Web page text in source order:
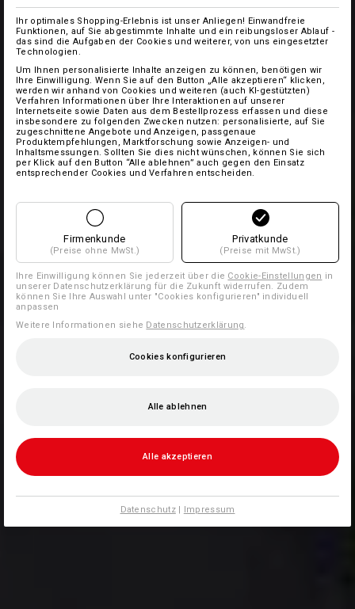
Ihr optimales Shopping-Erlebnis ist unser Anliegen! Einwandfreie
Funktionen, auf Sie abgestimmte Inhalte und ein reibungsloser Ablauf -
das sind die Aufgaben der Cookies und weiterer, von uns eingesetzter
Technologien.
Um Ihnen personalisierte Inhalte anzeigen zu können, benötigen wir
Ihre Einwilligung. Wenn Sie auf den Button „Alle akzeptieren“ klicken,
werden wir anhand von Cookies und weiteren (auch KI-gestützten)
Verfahren Informationen über Ihre Interaktionen auf unserer
Internetseite sowie Daten aus dem Bestellprozess erfassen und diese
insbesondere zu folgenden Zwecken nutzen: personalisierte, auf Sie
zugeschnittene Angebote und Anzeigen, passgenaue
Produktempfehlungen, Marktforschung sowie Anzeigen- und
Inhaltsmessungen. Sollten Sie dies nicht wünschen, können Sie sich
per Klick auf den Button “Alle ablehnen” auch gegen den Einsatz
entsprechender Cookies und Verfahren entscheiden.
Firmenkunde
(Preise ohne MwSt.)
Privatkunde
(Preise mit MwSt.)
Ihre Einwilligung können Sie jederzeit über die Cookie-Einstellungen in
unserer Datenschutzerklärung für die Zukunft widerrufen. Zudem
können Sie Ihre Auswahl unter "Cookies konfigurieren" individuell
anpassen
Weitere Informationen siehe Datenschutzerklärung.
Cookies konfigurieren
Alle ablehnen
Alle akzeptieren
Datenschutz| Impressum